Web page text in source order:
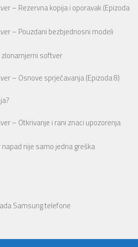
– Rezervna kopija i oporavak (Epizoda
– Pouzdani bezbjednosni modeli
zlonamjerni softver
– Osnove sprječavanja (Epizoda 8)
– Otkrivanje i rani znaci upozorenja
nije samo jedna greška
Samsung telefone